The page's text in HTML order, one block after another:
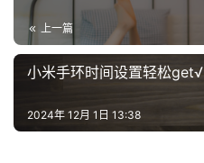
上一篇
小米手环时间设置轻松get√
2024年 12月 1日 13:38